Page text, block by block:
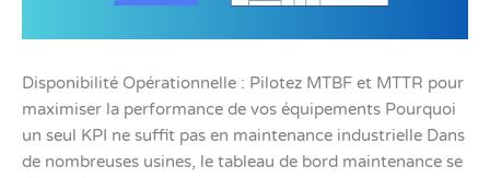
Disponibilité Opérationnelle : Pilotez MTBF et MTTR pour
maximiser la performance de vos équipements Pourquoi
un seul KPI ne suffit pas en maintenance industrielle Dans
de nombreuses usines, le tableau de bord maintenance se